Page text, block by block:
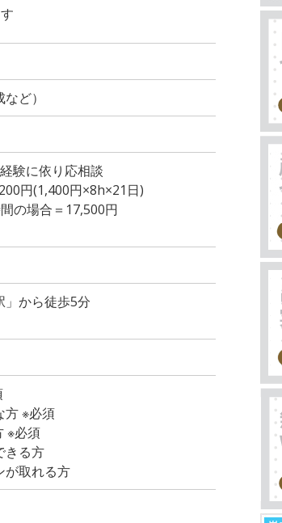
ど）
験に依り応相談
円(1,400円×8h×21日)
の場合＝17,500円
」から徒歩5分
方 ※必須
※必須
きる方
取れる方